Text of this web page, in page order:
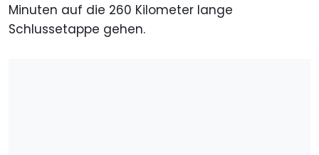
Minuten auf die 260 Kilometer lange
Schlussetappe gehen.